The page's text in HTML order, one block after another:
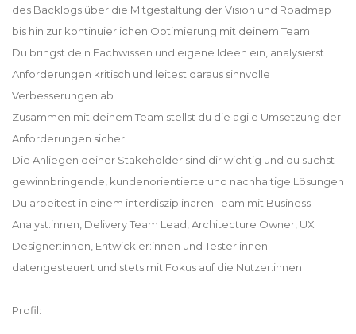
des Backlogs über die Mitgestaltung der Vision und Roadmap
bis hin zur kontinuierlichen Optimierung mit deinem Team
Du bringst dein Fachwissen und eigene Ideen ein, analysierst
Anforderungen kritisch und leitest daraus sinnvolle
Verbesserungen ab
Zusammen mit deinem Team stellst du die agile Umsetzung der
Anforderungen sicher
Die Anliegen deiner Stakeholder sind dir wichtig und du suchst
gewinnbringende, kundenorientierte und nachhaltige Lösungen
Du arbeitest in einem interdisziplinären Team mit Business
Analyst:innen, Delivery Team Lead, Architecture Owner, UX
Designer:innen, Entwickler:innen und Tester:innen –
datengesteuert und stets mit Fokus auf die Nutzer:innen
Profil: